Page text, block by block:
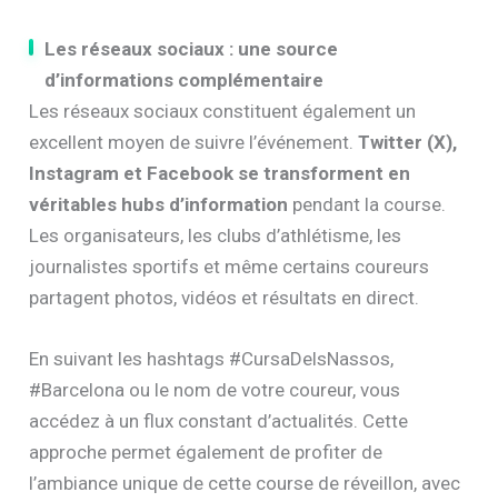
Les réseaux sociaux : une source
d’informations complémentaire
Les réseaux sociaux constituent également un
excellent moyen de suivre l’événement.Twitter (X),
Instagram et Facebook se transforment en
véritables hubs d’information pendant la course.
Les organisateurs, les clubs d’athlétisme, les
journalistes sportifs et même certains coureurs
partagent photos, vidéos et résultats en direct.
En suivant les hashtags #CursaDelsNassos,
#Barcelona ou le nom de votre coureur, vous
accédez à un flux constant d’actualités. Cette
approche permet également de profiter de
l’ambiance unique de cette course de réveillon, avec